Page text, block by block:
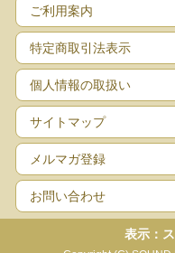
ご利用案内
特定商取引法表示
個人情報の取扱い
サイトマップ
メルマガ登録
お問い合わせ
表示：